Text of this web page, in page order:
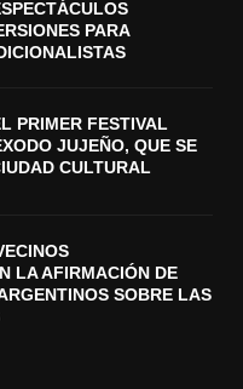
PARA
PRIMER FESTIVAL
JUJEÑO, QUE SE
CULTURAL
LA AFIRMACIÓN DE
SOBRE LAS